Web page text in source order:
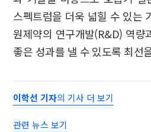
스펙트럼을 더욱 넓힐 수 있는
원제약의 연구개발(R&D) 역량
좋은 성과를 낼 수 있도록 최선
이학선 기자의 기사 더 보기
관련 뉴스 보기